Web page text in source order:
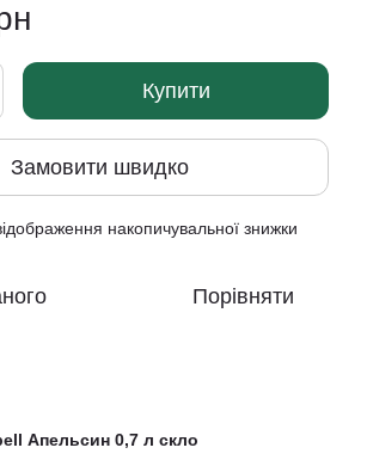
Купити
Замовити швидко
накопичувальної знижки
Порівняти
Апельсин 0,7 л скло